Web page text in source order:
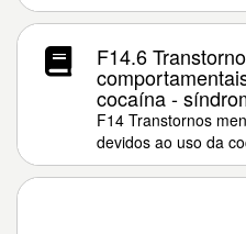
F14.6
cocaína -
F14 Transtornos
devidos ao uso da